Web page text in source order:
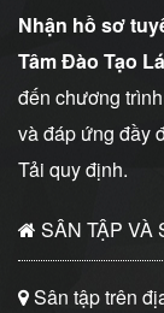
Nhận hồ sơ
Tâm Đào Tạo
đến chương
và đáp ứng đầy
Tải quy định.
SÂN TẬP VÀ
Sân tập trên